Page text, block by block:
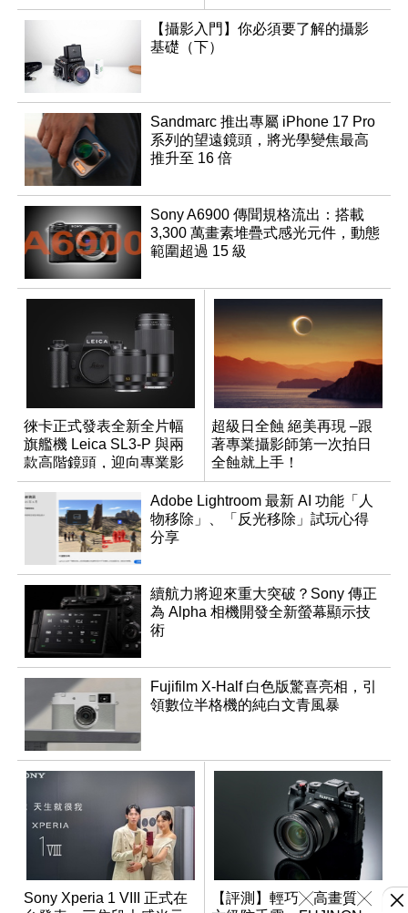
【攝影入門】你必須要了解的攝影
基礎（下）
Sandmarc 推出專屬 iPhone 17 Pro
系列的望遠鏡頭，將光學變焦最高
推升至 16 倍
Sony A6900 傳聞規格流出：搭載
3,300 萬畫素堆疊式感光元件，動態
範圍超過 15 級
徠卡正式發表全新全片幅
旗艦機 Leica SL3-P 與兩
款高階鏡頭，迎向專業影
音全方位演進
超級日全蝕 絕美再現 –跟
著專業攝影師第一次拍日
全蝕就上手！
Adobe Lightroom 最新 AI 功能「人
物移除」、「反光移除」試玩心得
分享
續航力將迎來重大突破？Sony 傳正
為 Alpha 相機開發全新螢幕顯示技
術
Fujifilm X-Half 白色版驚喜亮相，引
領數位半格機的純白文青風暴
Sony Xperia 1 VIII 正式在
【評測】輕巧╳高畫質╳